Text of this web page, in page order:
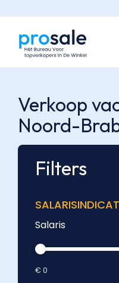
Verkoop
Noord-
Filters
Salaris
€ 0